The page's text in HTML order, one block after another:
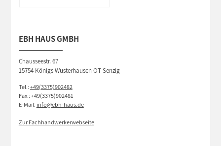
EBH HAUS GMBH
Chausseestr. 67
15754 Königs Wusterhausen OT Senzig
Tel.:+49(3375)902482
Fax.: +49(3375)902481
E-Mail: info@ebh-haus.de
Zur Fachhandwerkerwebseite